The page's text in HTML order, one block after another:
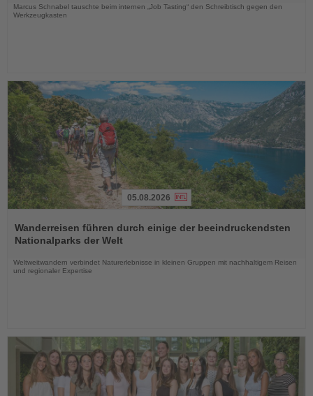
Marcus Schnabel tauschte beim internen „Job Tasting“ den Schreibtisch gegen den
Werkzeugkasten
Sie
die
Nachrichten
05.08.2026
Wanderreisen führen durch einige der beeindruckendsten
Nationalparks der Welt
Weltweitwandern verbindet Naturerlebnisse in kleinen Gruppen mit nachhaltigem Reisen
und regionaler Expertise